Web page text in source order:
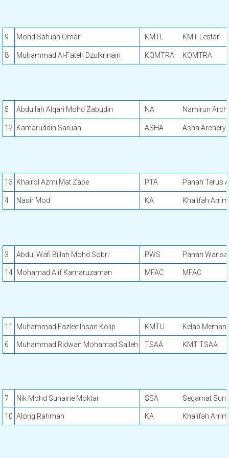
9 Mohd Safuan Omar KMTL KMT Lestari
8 Muhammad Al-Fateh Dzulkrinain KOMTRA KOMTRA
5 Abdullah Alqari Mohd Zabudin NA Namirun
12 Kamaruddin Saruan ASHA Asha Archery
13 Khairol Azmi Mat Zabe PTA Panah Terus
4 Nasir Mod KA Khalifah
3 Abdul Wafi Billah Mohd Sobri PWS Panah
14 Mohamad Alif Kamaruzaman MFAC MFAC
11 Muhammad Fazlee Ihsan Kolip KMTU Kelab
6 Muhammad Ridwan Mohamad Salleh TSAA KMT TSAA
7 Nik Mohd Suhairie Moktar SSA Segamat
10 Along Rahman KA Khalifah